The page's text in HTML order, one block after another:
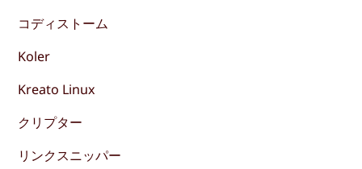
コディストーム
Koler
Kreato Linux
クリプター
リンクスニッパー